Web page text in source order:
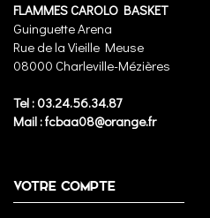
FLAMMES CAROLO BASKET
Guinguette Arena
Rue de la Vieille Meuse
08000 Charleville-Mézières
Tel : 03.24.56.34.87
Mail : fcbaa08@orange.fr
VOTRE COMPTE